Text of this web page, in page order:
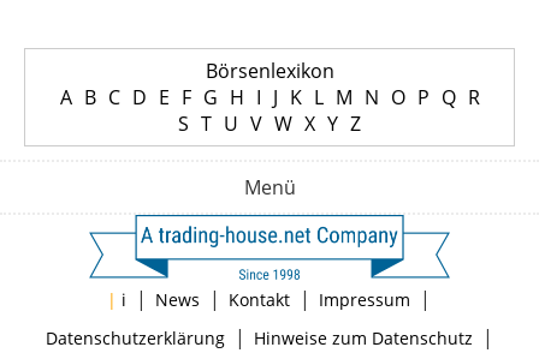
Börsenlexikon
A B C D E F G H I J K L M N O P Q R
S T U V W X Y Z
Menü
| i | News | Kontakt | Impressum |
Datenschutzerklärung| Hinweise zum Datenschutz |